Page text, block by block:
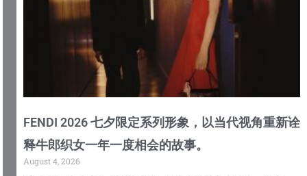
FENDI 2026 七夕限定系列形象，以当代视角重新诠
释牛郎织女一年一度相会的故事。
August 4, 2026